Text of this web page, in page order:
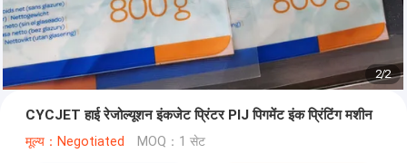
2/2
CYCJET हाई रेजोल्यूशन इंकजेट प्रिंटर PIJ पिगमेंट इंक प्रिंटिंग मशीन
मूल्य：Negotiated MOQ：1 सेट